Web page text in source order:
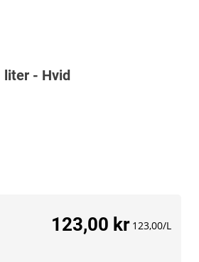
liter - Hvid
123,00 kr 123,00/L